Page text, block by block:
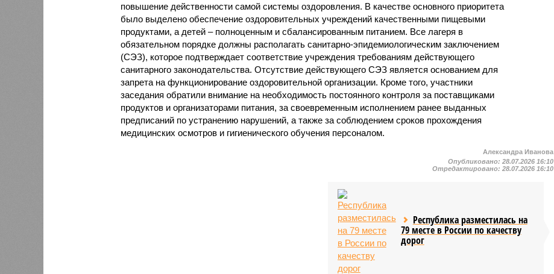
повышение действенности самой системы оздоровления. В качестве основного приоритета
было выделено обеспечение оздоровительных учреждений качественными пищевыми
продуктами, а детей – полноценным и сбалансированным питанием. Все лагеря в
обязательном порядке должны располагать санитарно-эпидемиологическим заключением
(СЭЗ), которое подтверждает соответствие учреждения требованиям действующего
санитарного законодательства. Отсутствие действующего СЭЗ является основанием для
запрета на функционирование оздоровительной организации. Кроме того, участники
заседания обратили внимание на необходимость постоянного контроля за поставщиками
продуктов и организаторами питания, за своевременным исполнением ранее выданных
предписаний по устранению нарушений, а также за соблюдением сроков прохождения
медицинских осмотров и гигиенического обучения персоналом.
Александра Иванова
Опубликовано:28.07.2026 16:10
Отредактировано:28.07.2026 16:10
Республика разместилась на
79 месте в России по качеству
дорог